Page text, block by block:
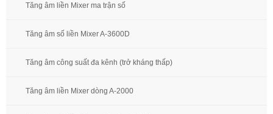
Tăng âm liền Mixer ma trận số
Tăng âm số liền Mixer A-3600D
Tăng âm công suất đa kênh (trở kháng thấp)
Tăng âm liền Mixer dòng A-2000